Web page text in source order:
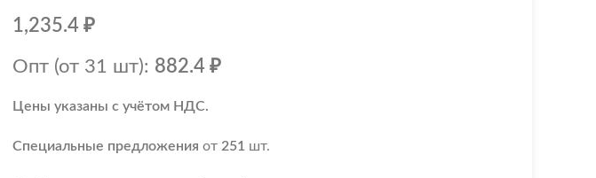
1,235.4 ₽
Опт (от 31 шт): 882.4 ₽
Цены указаны с учётом НДС.
Специальные предложения от 251 шт.